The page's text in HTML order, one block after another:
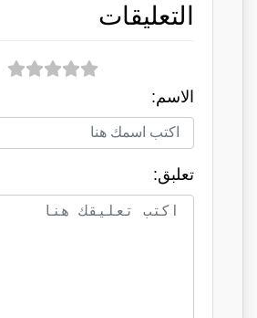
التعليقات
الاسم:
تعلبق: